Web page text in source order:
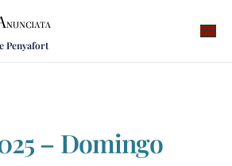
Penyafort
– Domingo